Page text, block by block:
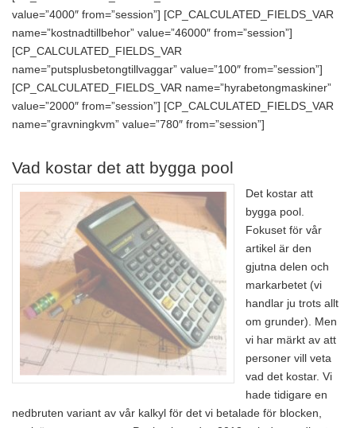
value=”4000″ from=”session”] [CP_CALCULATED_FIELDS_VAR
name=”kostnadtillbehor” value=”46000″ from=”session”]
[CP_CALCULATED_FIELDS_VAR
name=”putsplusbetongtillvaggar” value=”100″ from=”session”]
[CP_CALCULATED_FIELDS_VAR name=”hyrabetongmaskiner”
value=”2000″ from=”session”] [CP_CALCULATED_FIELDS_VAR
name=”gravningkvm” value=”780″ from=”session”]
Vad kostar det att bygga pool
Det kostar att
bygga pool.
Fokuset för vår
artikel är den
gjutna delen och
markarbetet (vi
handlar ju trots allt
om grunder). Men
vi har märkt av att
personer vill veta
vad det kostar. Vi
hade tidigare en
nedbruten variant av vår kalkyl för det vi betalade för blocken,